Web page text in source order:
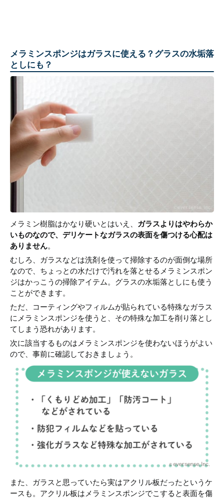
メラミンスポンジはガラスに使える？グラスの水垢落
としにも？
メラミン樹脂はかなり硬いとはいえ、
ガラスよりはやわらか
いものなので、デリケートなガラスの表面を傷つける心配は
ありません。
むしろ、ガラスなどは洗剤を使って掃除するのが面倒な場所
なので、ちょっとの水だけで汚れを落とせるメラミンスポン
ジはかっこうの掃除アイテム。グラスの水垢落としにも使う
ことができます。
ただ、コーティングやフィルムが貼られている特殊なガラス
にメラミンスポンジを使うと、その特殊な加工を削り落とし
てしまう恐れがあります。
次に該当するものはメラミンスポンジを使わないほうがよい
ので、事前に確認しておきましょう。
また、ガラスと思っていたら実はアクリル板だったというケ
ースも。アクリル板はメラミンスポンジでこすると表面を傷